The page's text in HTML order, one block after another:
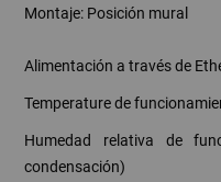
Montaje: Posición mural
Alimentación a través de
Temperature de
Humedad relativa de
condensación)